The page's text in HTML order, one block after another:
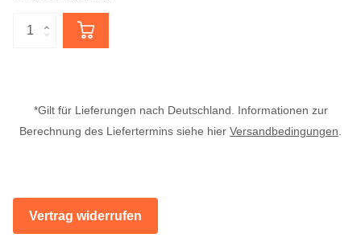
*Gilt für Lieferungen nach Deutschland. Informationen zur
Berechnung des Liefertermins siehe hier Versandbedingungen.
Vertrag widerrufen